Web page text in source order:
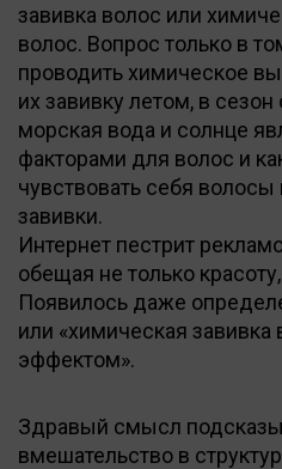
завивка волос или
волос. Вопрос только в
проводить химическое
их завивку летом, в сезон
морская вода и солнце
факторами для волос и
чувствовать себя
завивки.
Интернет пестрит
обещая не только
Появилось даже
или «химическая
эффектом».
Здравый смысл
вмешательство в